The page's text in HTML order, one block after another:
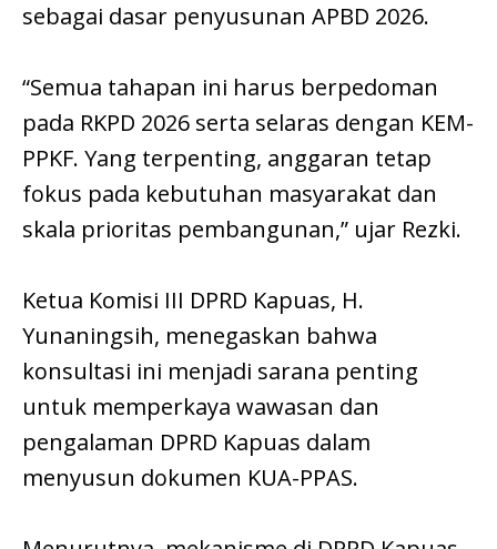
sebagai dasar penyusunan APBD 2026.
“Semua tahapan ini harus berpedoman
pada RKPD 2026 serta selaras dengan KEM-
PPKF. Yang terpenting, anggaran tetap
fokus pada kebutuhan masyarakat dan
skala prioritas pembangunan,” ujar Rezki.
Ketua Komisi III DPRD Kapuas, H.
Yunaningsih, menegaskan bahwa
konsultasi ini menjadi sarana penting
untuk memperkaya wawasan dan
pengalaman DPRD Kapuas dalam
menyusun dokumen KUA-PPAS.